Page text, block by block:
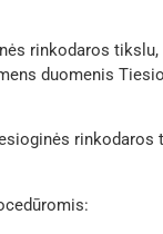
rinkodaros
duomenis
rinkodaros